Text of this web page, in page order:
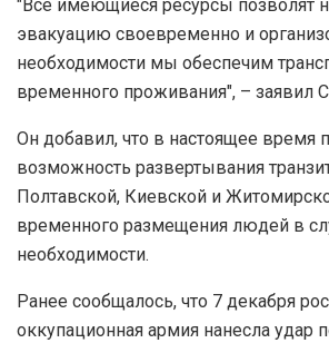
"Все имеющиеся ресурсы позволят
эвакуацию своевременно и
необходимости мы обеспечим
временного проживания", – заявил
Он добавил, что в настоящее время
возможность развертывания
Полтавской, Киевской и
временного размещения людей в
необходимости.
Ранее сообщалось, что 7 декабря
оккупационная армия нанесла удар